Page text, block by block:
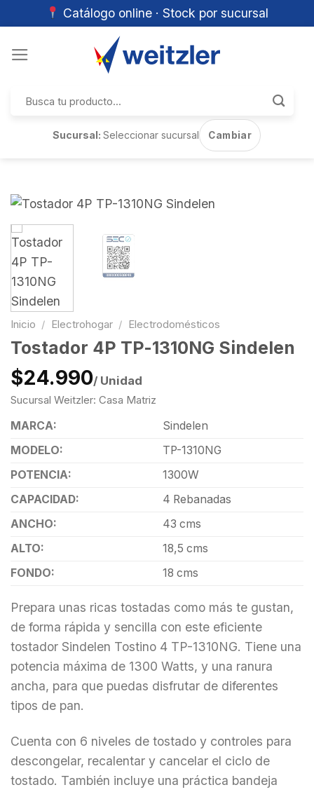
Catálogo online · Stock por sucursal
por:
Sucursal:Seleccionar sucursal Cambiar
Inicio / Electrohogar / Electrodomésticos
Tostador 4P TP-1310NG Sindelen
$24.990/ Unidad
Sucursal Weitzler: Casa Matriz
MARCA:
Sindelen
MODELO:
TP-1310NG
POTENCIA:
1300W
CAPACIDAD:
4 Rebanadas
ANCHO:
43 cms
ALTO:
18,5 cms
FONDO:
18 cms
Prepara unas ricas tostadas como más te gustan,
de forma rápida y sencilla con este eficiente
tostador Sindelen Tostino 4 TP-1310NG. Tiene una
potencia máxima de 1300 Watts, y una ranura
ancha, para que puedas disfrutar de diferentes
tipos de pan.
Cuenta con 6 niveles de tostado y controles para
descongelar, recalentar y cancelar el ciclo de
tostado. También incluye una práctica bandeja